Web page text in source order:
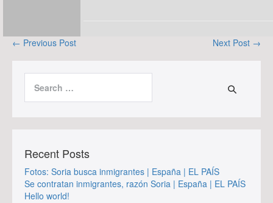
Post
← Previous Post Next Post →
for:
Recent Posts
Fotos: Soria busca inmigrantes | España | EL PAÍS
Se contratan inmigrantes, razón Soria | España | EL PAÍS
Hello world!